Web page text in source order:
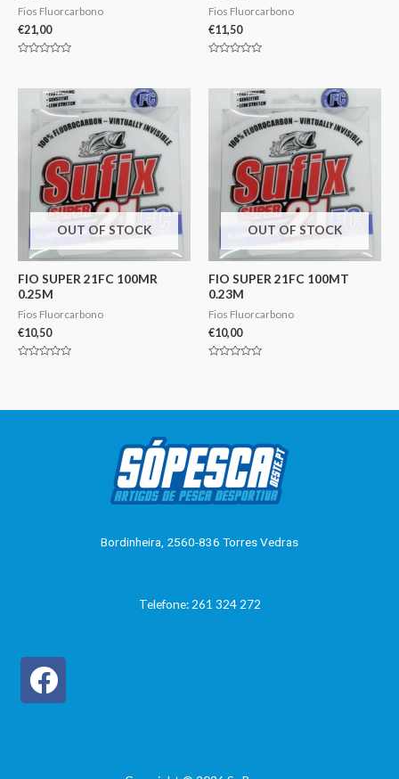
Fios Fluorcarbono
€21,00
Fios Fluorcarbono
€11,50
OUT OF STOCK
FIO SUPER 21FC 100MR
0.25M
Fios Fluorcarbono
€10,50
OUT OF STOCK
FIO SUPER 21FC 100MT
0.23M
Fios Fluorcarbono
€10,00
Bordinheira, 2560-836 Torres Vedras
Telefone: 261 324 272